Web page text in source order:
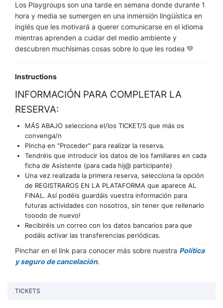
Los Playgroups son una tarde en semana donde durante 1
hora y media se sumergen en una inmersión lingüística en
inglés que les motivará a querer comunicarse en el idioma
mientras aprenden a cuidar del medio ambiente y
descubren muchísimas cosas sobre lo que les rodea 💚
Instructions
INFORMACIÓN PARA COMPLETAR LA
RESERVA:
MÁS ABAJO selecciona el/los TICKET/S que más os
convenga/n
Pincha en "Proceder" para realizar la reserva.
Tendréis que introducir los datos de los familiares en cada
ficha de Asistente (para cada hij@ participante)
Una vez realizada la primera reserva, selecciona la opción
de REGISTRAROS EN LA PLATAFORMA que aparece AL
FINAL. Así podéis guardáis vuestra información para
futuras actividades con nosotros, sin tener que rellenarlo
tooodo de nuevo!
Recibiréis un correo con los datos bancarios para que
podáis activar las transferencias periódicas.
Pinchar en el link para conocer más sobre nuestra Política
y seguro de cancelación.
TICKETS